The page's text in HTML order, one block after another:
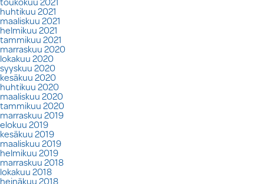
huhtikuu 2021
maaliskuu 2021
helmikuu 2021
tammikuu 2021
marraskuu 2020
lokakuu 2020
syyskuu 2020
kesäkuu 2020
huhtikuu 2020
maaliskuu 2020
tammikuu 2020
marraskuu 2019
elokuu 2019
kesäkuu 2019
maaliskuu 2019
helmikuu 2019
marraskuu 2018
lokakuu 2018
heinäkuu 2018